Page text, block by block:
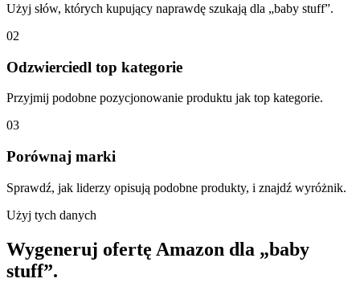
Użyj słów, których kupujący naprawdę szukają dla „baby stuff”.
02
Odzwierciedl top kategorie
Przyjmij podobne pozycjonowanie produktu jak top kategorie.
03
Porównaj marki
Sprawdź, jak liderzy opisują podobne produkty, i znajdź wyróżnik.
Użyj tych danych
Wygeneruj ofertę Amazon dla „baby
stuff”.